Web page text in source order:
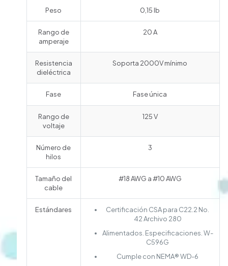
Peso 0,15 lb
Rango de
amperaje
20 A
Resistencia
dieléctrica
Soporta 2000V mínimo
Fase Fase única
Rango de
voltaje
125 V
Número de
hilos
3
Tamaño del
cable
#18 AWG a #10 AWG
Estándares
Certificación CSA para C22.2 No.
42 Archivo 280
Alimentados. Especificaciones. W-
C596G
Cumple con NEMA® WD-6